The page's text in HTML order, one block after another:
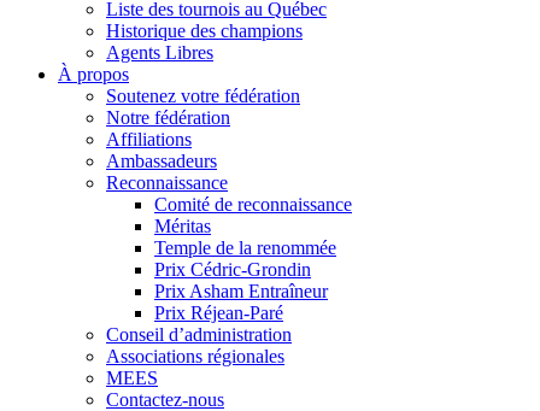
Liste des tournois au Québec
Historique des champions
Agents Libres
À propos
Soutenez votre fédération
Notre fédération
Affiliations
Ambassadeurs
Reconnaissance
Comité de reconnaissance
Méritas
Temple de la renommée
Prix Cédric-Grondin
Prix Asham Entraîneur
Prix Réjean-Paré
Conseil d’administration
Associations régionales
MEES
Contactez-nous